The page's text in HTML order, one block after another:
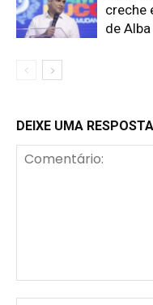
creche
de
DEIXE UMA RESPOSTA